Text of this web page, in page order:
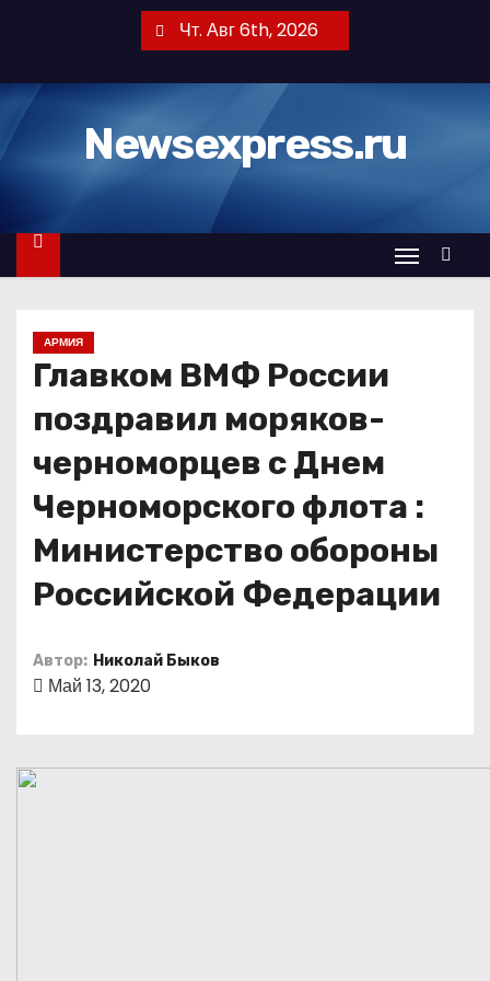
т
к
Чт. Авг 6th, 2026
Newsexpress.ru
АРМИЯ
Главком ВМФ России
поздравил моряков-
черноморцев с Днем
Черноморского флота :
Министерство обороны
Российской Федерации
Автор: Николай Быков
Май 13, 2020